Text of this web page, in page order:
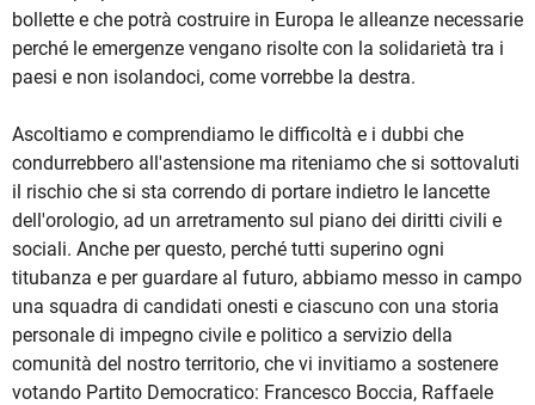
bollette e che potrà costruire in Europa le alleanze necessarie
perché le emergenze vengano risolte con la solidarietà tra i
paesi e non isolandoci, come vorrebbe la destra.
Ascoltiamo e comprendiamo le difficoltà e i dubbi che
condurrebbero all'astensione ma riteniamo che si sottovaluti
il rischio che si sta correndo di portare indietro le lancette
dell'orologio, ad un arretramento sul piano dei diritti civili e
sociali. Anche per questo, perché tutti superino ogni
titubanza e per guardare al futuro, abbiamo messo in campo
una squadra di candidati onesti e ciascuno con una storia
personale di impegno civile e politico a servizio della
comunità del nostro territorio, che vi invitiamo a sostenere
votando Partito Democratico: Francesco Boccia, Raffaele